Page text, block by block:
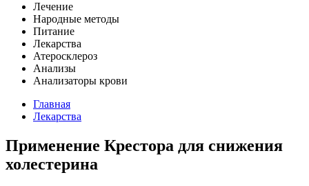
Лечение
Народные методы
Питание
Лекарства
Атеросклероз
Анализы
Анализаторы крови
Главная
Лекарства
Применение Крестора для снижения
холестерина